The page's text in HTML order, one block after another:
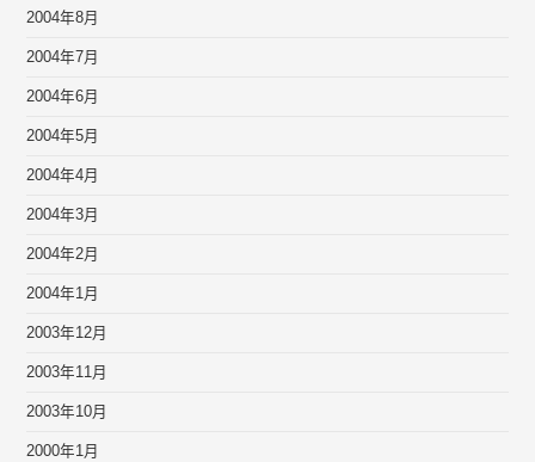
2004年8月
2004年7月
2004年6月
2004年5月
2004年4月
2004年3月
2004年2月
2004年1月
2003年12月
2003年11月
2003年10月
2000年1月